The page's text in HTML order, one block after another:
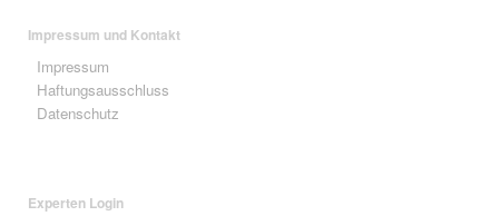
Impressum und Kontakt
Impressum
Haftungsausschluss
Datenschutz
Experten Login